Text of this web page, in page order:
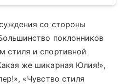
со стороны
поклонников
стиля и спортивной
же шикарная Юлия!»,
«Чувство стиля